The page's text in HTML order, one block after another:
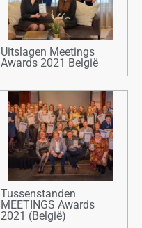
Uitslagen Meetings
Awards 2021 België
Tussenstanden
MEETINGS Awards
2021 (België)